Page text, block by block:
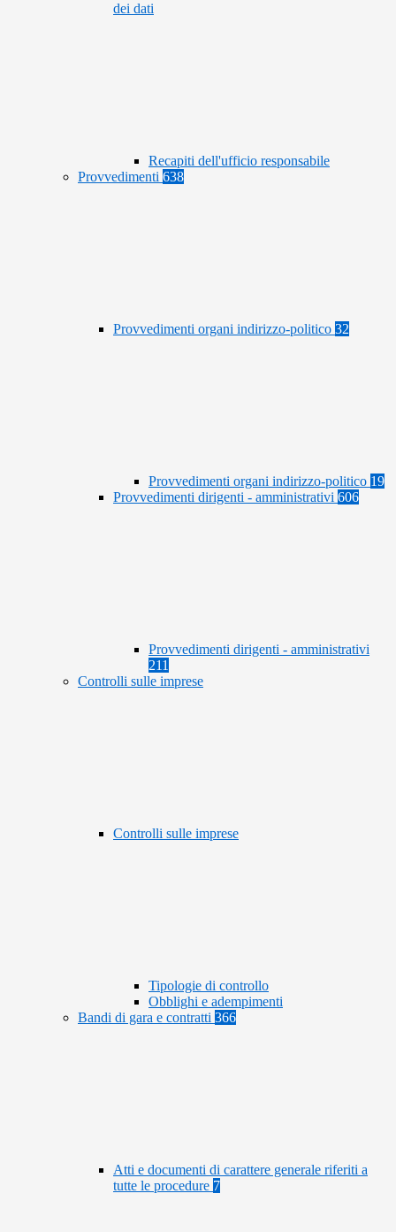
dei dati
Recapiti dell'ufficio responsabile
Provvedimenti 638
Provvedimenti organi indirizzo-politico 32
Provvedimenti organi indirizzo-politico 19
Provvedimenti dirigenti - amministrativi 606
Provvedimenti dirigenti - amministrativi
211
Controlli sulle imprese
Controlli sulle imprese
Tipologie di controllo
Obblighi e adempimenti
Bandi di gara e contratti 366
Atti e documenti di carattere generale riferiti a
tutte le procedure 7